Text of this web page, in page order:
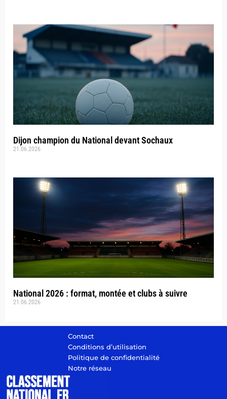
Dijon champion du National devant Sochaux
21.06.2026
National 2026 : format, montée et clubs à suivre
21.06.2026
Contact
Conditions d’utilisation
Politique de confidentialité
Notre réseau